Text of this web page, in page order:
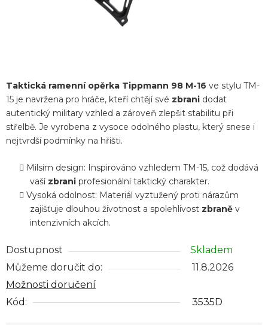
Taktická ramenní opěrka Tippmann 98 M-16 ve stylu TM-
15 je navržena pro hráče, kteří chtějí své zbrani dodat
autentický military vzhled a zároveň zlepšit stabilitu při
střelbě. Je vyrobena z vysoce odolného plastu, který snese i
nejtvrdší podmínky na hřišti.
Milsim design: Inspirováno vzhledem TM-15, což dodává
vaší zbrani profesionální taktický charakter.
Vysoká odolnost: Materiál vyztužený proti nárazům
zajišťuje dlouhou životnost a spolehlivost zbraně v
intenzivních akcích.
Dostupnost
Skladem
Můžeme doručit do:
11.8.2026
Možnosti doručení
Kód:
3535D